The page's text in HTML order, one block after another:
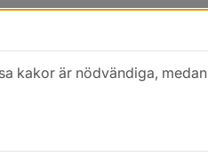
kakor är nödvändiga, medan